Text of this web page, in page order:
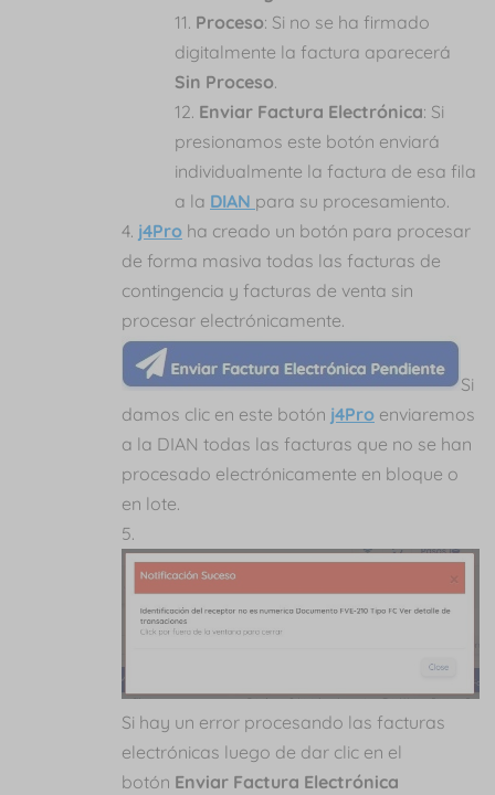
Proceso: Si no se ha firmado
digitalmente la factura aparecerá
Sin Proceso.
Enviar Factura Electrónica: Si
presionamos este botón enviará
individualmente la factura de esa fila
a la DIAN para su procesamiento.
j4Pro ha creado un botón para procesar
de forma masiva todas las facturas de
contingencia y facturas de venta sin
procesar electrónicamente.
Si
damos clic en este botón j4Pro enviaremos
a la DIAN todas las facturas que no se han
procesado electrónicamente en bloque o
en lote.
Si hay un error procesando las facturas
electrónicas luego de dar clic en el
botón Enviar Factura Electrónica